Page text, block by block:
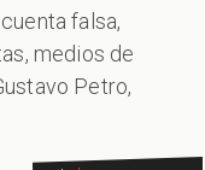
falsa,
medios de
Petro,